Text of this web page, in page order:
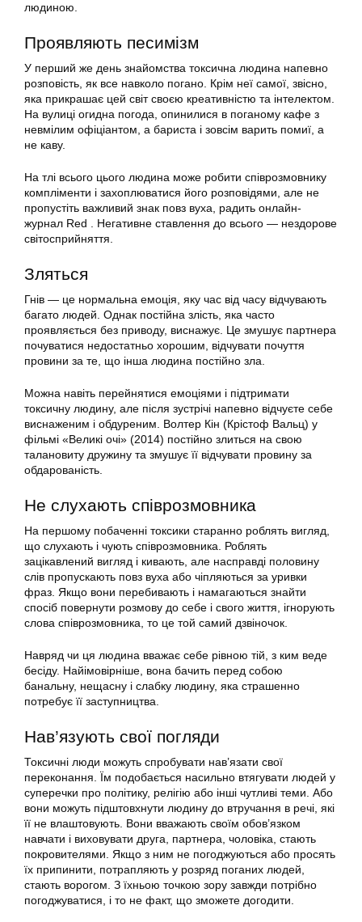
людиною.
Проявляють песимізм
У перший же день знайомства токсична людина напевно
розповість, як все навколо погано. Крім неї самої, звісно,
яка прикрашає цей світ своєю креативністю та інтелектом.
На вулиці огидна погода, опинилися в поганому кафе з
невмілим офіціантом, а бариста і зовсім варить помиї, а
не каву.
На тлі всього цього людина може робити співрозмовнику
компліменти і захоплюватися його розповідями, але не
пропустіть важливий знак повз вуха, радить онлайн-
журнал Red . Негативне ставлення до всього — нездорове
світосприйняття.
Зляться
Гнів — це нормальна емоція, яку час від часу відчувають
багато людей. Однак постійна злість, яка часто
проявляється без приводу, виснажує. Це змушує партнера
почуватися недостатньо хорошим, відчувати почуття
провини за те, що інша людина постійно зла.
Можна навіть перейнятися емоціями і підтримати
токсичну людину, але після зустрічі напевно відчуєте себе
виснаженим і обдуреним. Волтер Кін (Крістоф Вальц) у
фільмі «Великі очі» (2014) постійно злиться на свою
талановиту дружину та змушує її відчувати провину за
обдарованість.
Не слухають співрозмовника
На першому побаченні токсики старанно роблять вигляд,
що слухають і чують співрозмовника. Роблять
зацікавлений вигляд і кивають, але насправді половину
слів пропускають повз вуха або чіпляються за уривки
фраз. Якщо вони перебивають і намагаються знайти
спосіб повернути розмову до себе і свого життя, ігнорують
слова співрозмовника, то це той самий дзвіночок.
Навряд чи ця людина вважає себе рівною тій, з ким веде
бесіду. Найімовірніше, вона бачить перед собою
банальну, нещасну і слабку людину, яка страшенно
потребує її заступництва.
Нав’язують свої погляди
Токсичні люди можуть спробувати нав’язати свої
переконання. Їм подобається насильно втягувати людей у
суперечки про політику, релігію або інші чутливі теми. Або
вони можуть підштовхнути людину до втручання в речі, які
її не влаштовують. Вони вважають своїм обов’язком
навчати і виховувати друга, партнера, чоловіка, стають
покровителями. Якщо з ним не погоджуються або просять
їх припинити, потрапляють у розряд поганих людей,
стають ворогом. З їхньою точкою зору завжди потрібно
погоджуватися, і то не факт, що зможете догодити.